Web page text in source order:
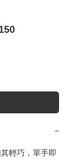
−
輕巧，單手即